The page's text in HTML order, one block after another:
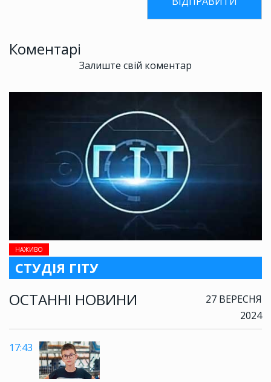
НАЖИВО
СТУДІЯ ГІТУ
ОСТАННІ НОВИНИ
27 ВЕРЕСНЯ
2024
17:43
Коментарі
Залиште свій коментар